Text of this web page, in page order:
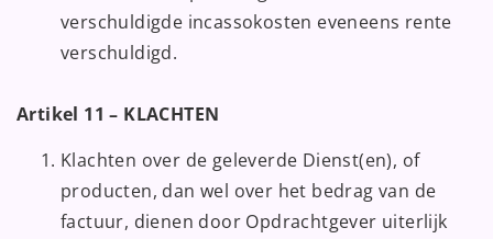
verschuldigde incassokosten eveneens rente
verschuldigd.
Artikel 11 – KLACHTEN
Klachten over de geleverde Dienst(en), of
producten, dan wel over het bedrag van de
factuur, dienen door Opdrachtgever uiterlijk